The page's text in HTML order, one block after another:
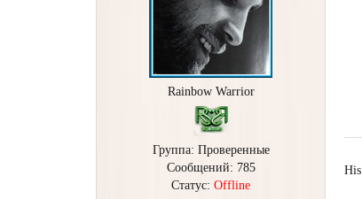
Rainbow Warrior
Группа: Проверенные
Сообщений: 785
Статус: Offline